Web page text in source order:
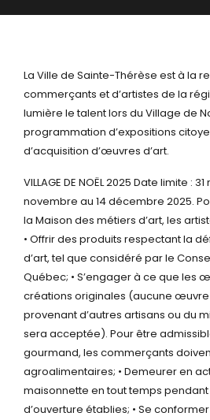
La Ville de Sainte-Thérèse est à la
commerçants et d’artistes de la
lumière le talent lors du Village de
programmation d’expositions
d’acquisition d’œuvres d’art.
VILLAGE DE NOËL 2025 Date limite : 31
novembre au 14 décembre 2025.
la Maison des métiers d’art, les
• Offrir des produits respectant la
d’art, tel que considéré par le
Québec; • S’engager à ce que les
créations originales (aucune
provenant d’autres artisans ou du
sera acceptée). Pour être
gourmand, les commerçants
agroalimentaires; • Demeurer en
maisonnette en tout temps
d’ouverture établies; • Se